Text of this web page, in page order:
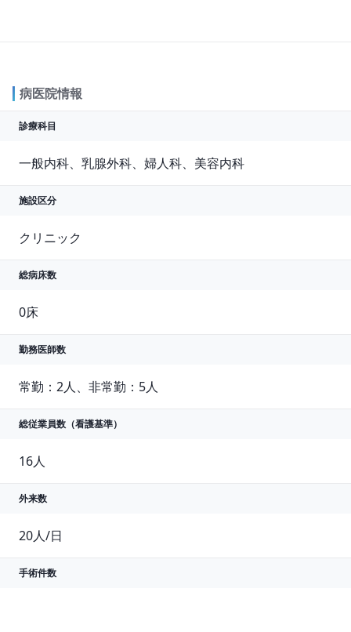
病医院情報
診療科目
一般内科、乳腺外科、婦人科、美容内科
施設区分
クリニック
総病床数
0床
勤務医師数
常勤：2人、非常勤：5人
総従業員数 （看護基準）
外来数
20人/日
手術件数